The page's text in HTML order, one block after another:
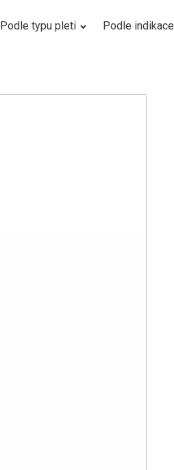
Podle typu pleti Podle indikace